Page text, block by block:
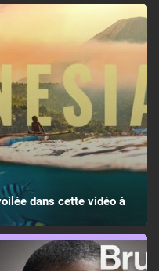
dans cette vidéo à